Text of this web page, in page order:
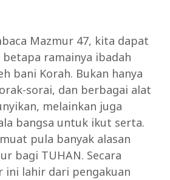
Mazmur 47, kita dapat
ramainya ibadah
bani Korah. Bukan hanya
sorai, dan berbagai alat
melainkan juga
bangsa untuk ikut serta.
pula banyak alasan
bagi TUHAN. Secara
ini lahir dari pengakuan